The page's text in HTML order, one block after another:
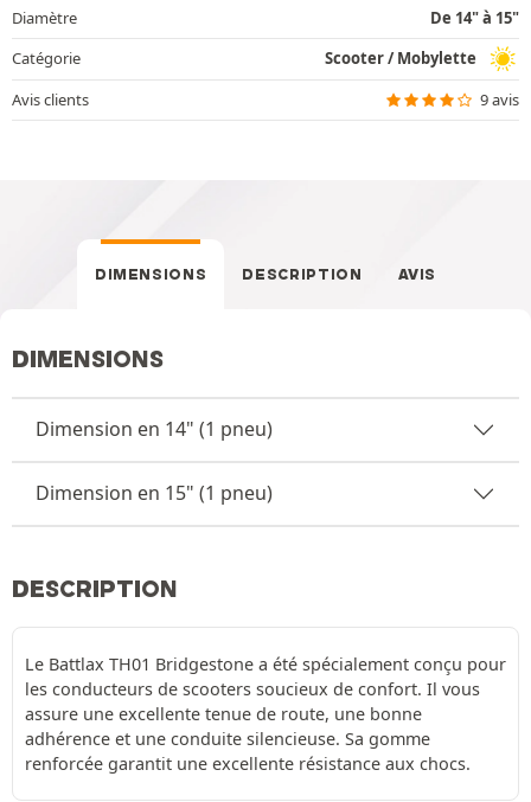
Diamètre
De 14" à 15"
Catégorie
Scooter / Mobylette
Avis clients
9 avis
DIMENSIONS DESCRIPTION AVIS
DIMENSIONS
Dimension en 14" (1 pneu)
Dimension en 15" (1 pneu)
DESCRIPTION
Le Battlax TH01 Bridgestone a été spécialement conçu pour
les conducteurs de scooters soucieux de confort. Il vous
assure une excellente tenue de route, une bonne
adhérence et une conduite silencieuse. Sa gomme
renforcée garantit une excellente résistance aux chocs.